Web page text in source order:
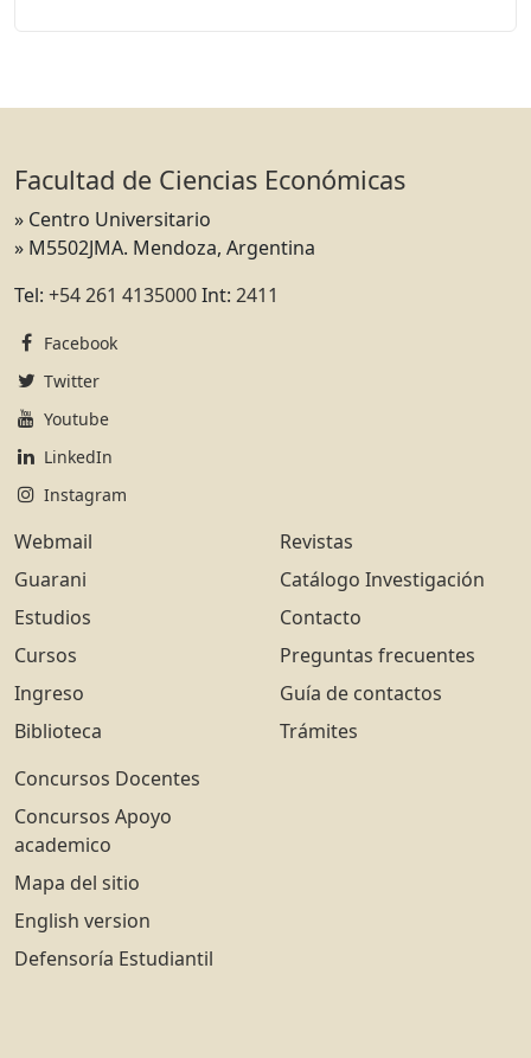
Facultad de Ciencias Económicas
» Centro Universitario
» M5502JMA. Mendoza, Argentina
Tel: +54 261 4135000Int: 2411
Facebook
Twitter
Youtube
LinkedIn
Instagram
Webmail
Guarani
Estudios
Cursos
Ingreso
Biblioteca
Revistas
Catálogo Investigación
Contacto
Preguntas frecuentes
Guía de contactos
Trámites
Concursos Docentes
Concursos Apoyo
academico
Mapa del sitio
English version
Defensoría Estudiantil